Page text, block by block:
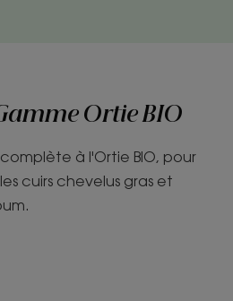
Ortie BIO
à l'Ortie BIO, pour
cuirs chevelus gras et